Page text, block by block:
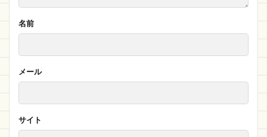
名前
メール
サイト